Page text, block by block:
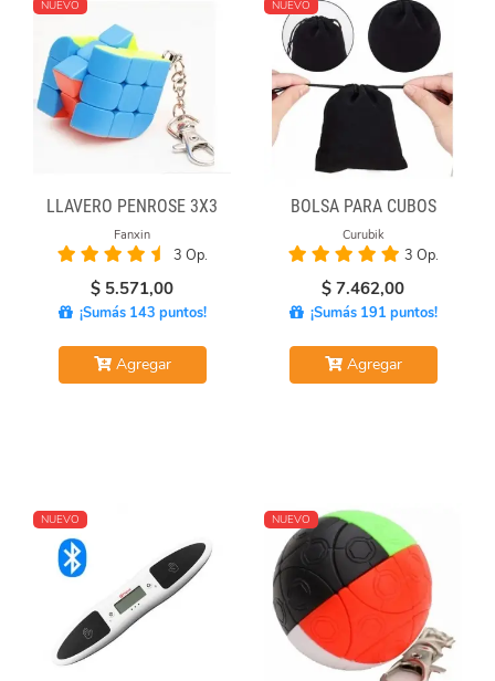
NUEVO
LLAVERO PENROSE 3X3
Fanxin
3 Op.
$ 5.571,00
¡Sumás 143 puntos!
Agregar
NUEVO
BOLSA PARA CUBOS
Curubik
3 Op.
$ 7.462,00
¡Sumás 191 puntos!
Agregar
NUEVO NUEVO